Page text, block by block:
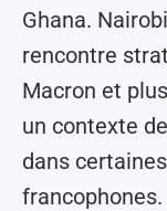
Ghana.
rencontre
Macron et
un contexte
dans
francophones.